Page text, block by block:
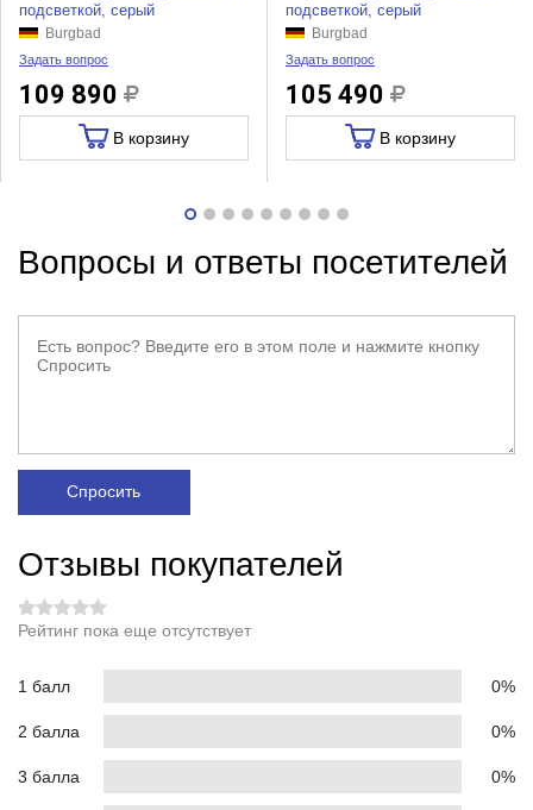
подсветкой, серый
Burgbad
Задать вопрос
109 890
В корзину
подсветкой, серый
Burgbad
Задать вопрос
105 490
В корзину
Вопросы и ответы посетителей
Спросить
Отзывы покупателей
Рейтинг пока еще отсутствует
1 балл 0%
2 балла 0%
3 балла 0%